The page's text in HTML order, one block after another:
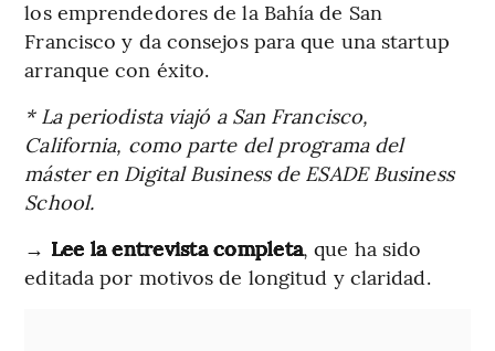
los emprendedores de la Bahía de San
Francisco y da consejos para que una startup
arranque con éxito.
* La periodista viajó a San Francisco,
California, como parte del programa del
máster en Digital Business de ESADE Business
School.
→ Lee la entrevista completa, que ha sido
editada por motivos de longitud y claridad.